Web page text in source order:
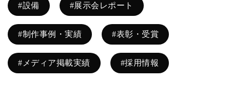
#設備 #展示会レポート
#制作事例・実績 #表彰・受賞
#メディア掲載実績 #採用情報